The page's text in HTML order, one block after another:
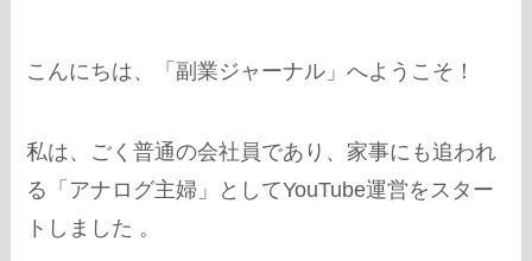
こんにちは、「副業ジャーナル」へようこそ！
私は、ごく普通の会社員であり、家事にも追われ
る「アナログ主婦」としてYouTube運営をスター
トしました 。